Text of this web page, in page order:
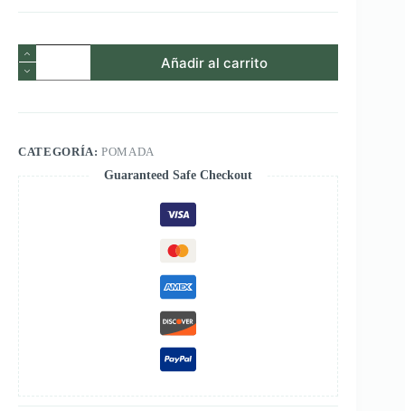
POMADA
DE
CALÉNDULA
y
Añadir al carrito
CATEGORÍA:POMADA
Guaranteed Safe Checkout